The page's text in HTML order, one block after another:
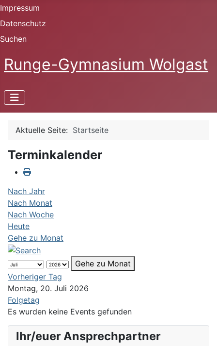
Impressum
Datenschutz
Suchen
Runge-Gymnasium Wolgast
Aktuelle Seite: Startseite
Terminkalender
Nach Jahr
Nach Monat
Nach Woche
Heute
Gehe zu Monat
Gehe zu Monat
Vorheriger Tag
Montag, 20. Juli 2026
Folgetag
Es wurden keine Events gefunden
Ihr/euer Ansprechpartner